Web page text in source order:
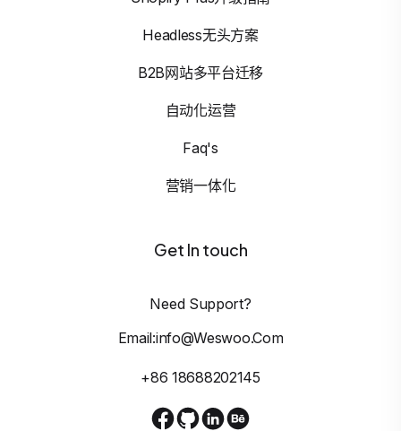
Headless无头方案
B2B网站多平台迁移
自动化运营
Faq's
营销一体化
Get In touch
Need Support?
Email:info@weswoo.com
+86 18688202145